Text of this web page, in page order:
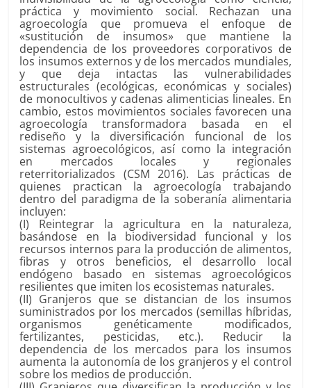
práctica y movimiento social. Rechazan una
agroecología que promueva el enfoque de
«sustitución de insumos» que mantiene la
dependencia de los proveedores corporativos de
los insumos externos y de los mercados mundiales,
y que deja intactas las vulnerabilidades
estructurales (ecológicas, económicas y sociales)
de monocultivos y cadenas alimenticias lineales. En
cambio, estos movimientos sociales favorecen una
agroecología transformadora basada en el
rediseño y la diversificación funcional de los
sistemas agroecológicos, así como la integración
en mercados locales y regionales
reterritorializados (CSM 2016). Las prácticas de
quienes practican la agroecología trabajando
dentro del paradigma de la soberanía alimentaria
incluyen:
(I) Reintegrar la agricultura en la naturaleza,
basándose en la biodiversidad funcional y los
recursos internos para la producción de alimentos,
fibras y otros beneficios, el desarrollo local
endógeno basado en sistemas agroecológicos
resilientes que imiten los ecosistemas naturales.
(II) Granjeros que se distancian de los insumos
suministrados por los mercados (semillas híbridas,
organismos genéticamente modificados,
fertilizantes, pesticidas, etc.). Reducir la
dependencia de los mercados para los insumos
aumenta la autonomía de los granjeros y el control
sobre los medios de producción.